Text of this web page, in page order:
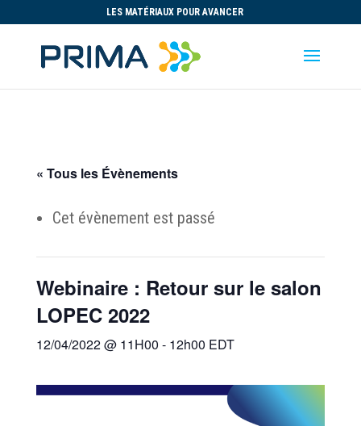
LES MATÉRIAUX POUR AVANCER
« Tous les Évènements
Cet évènement est passé
Webinaire : Retour sur le salon
LOPEC 2022
12/04/2022 @ 11H00 - 12h00 EDT